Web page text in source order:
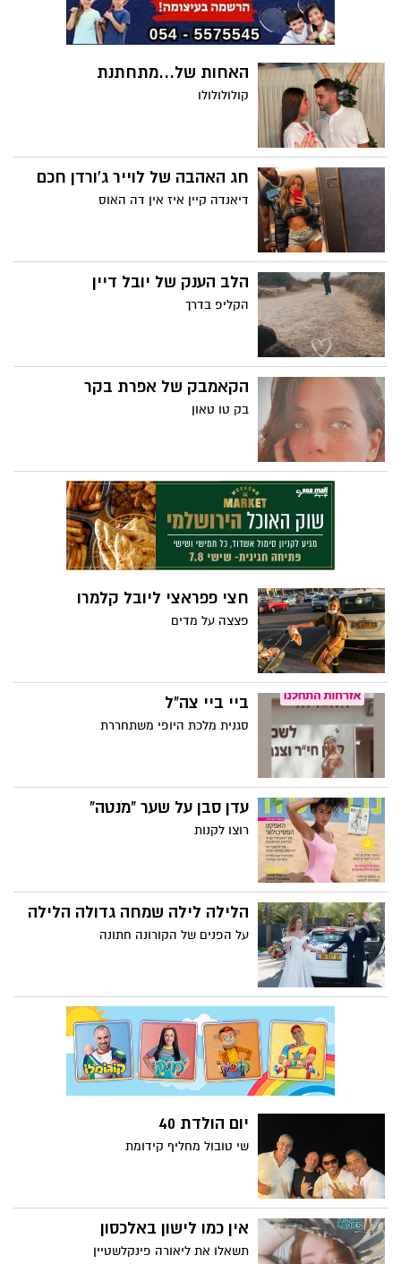
האחות של...מתחתנת
קולולולולו
חג האהבה של לוייר ג'ורדן חכם
דיאנדה קיין איז אין דה האוס
הלב הענק של יובל דיין
הקליפ בדרך
הקאמבק של אפרת בקר
בק טו טאון
חצי פפראצי ליובל קלמרו
פצצה על מדים
ביי ביי צה"ל
סגנית מלכת היופי משתחררת
עדן סבן על שער "מנטה"
רוצו לקנות
הלילה לילה שמחה גדולה הלילה
על הפנים של הקורונה חתונה
יום הולדת 40
שי טובול מחליף קידומת
אין כמו לישון באלכסון
תשאלו את ליאורה פינקלשטיין